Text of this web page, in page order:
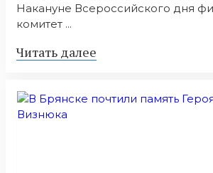
Накануне Всероссийского дня
комитет ...
Читать далее